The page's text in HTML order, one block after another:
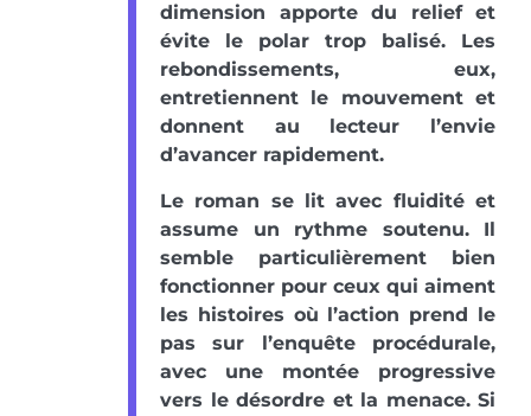
dimension apporte du relief et
évite le polar trop balisé. Les
rebondissements, eux,
entretiennent le mouvement et
donnent au lecteur l’envie
d’avancer rapidement.
Le roman se lit avec fluidité et
assume un rythme soutenu. Il
semble particulièrement bien
fonctionner pour ceux qui aiment
les histoires où l’action prend le
pas sur l’enquête procédurale,
avec une montée progressive
vers le désordre et la menace. Si